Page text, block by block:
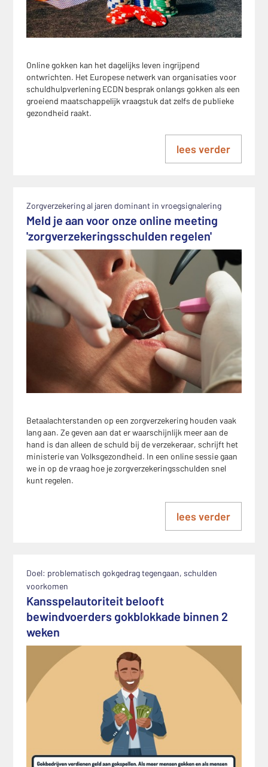
Online gokken kan het dagelijks leven ingrijpend
ontwrichten. Het Europese netwerk van organisaties voor
schuldhulpverlening ECDN besprak onlangs gokken als een
groeiend maatschappelijk vraagstuk dat zelfs de publieke
gezondheid raakt.
lees verder
Zorgverzekering al jaren dominant in vroegsignalering
Meld je aan voor onze online meeting
'zorgverzekeringsschulden regelen'
Betaalachterstanden op een zorgverzekering houden vaak
lang aan. Ze geven aan dat er waarschijnlijk meer aan de
hand is dan alleen de schuld bij de verzekeraar, schrijft het
ministerie van Volksgezondheid. In een online sessie gaan
we in op de vraag hoe je zorgverzekeringsschulden snel
kunt regelen.
lees verder
Doel: problematisch gokgedrag tegengaan, schulden
voorkomen
Kansspelautoriteit belooft
bewindvoerders gokblokkade binnen 2
weken